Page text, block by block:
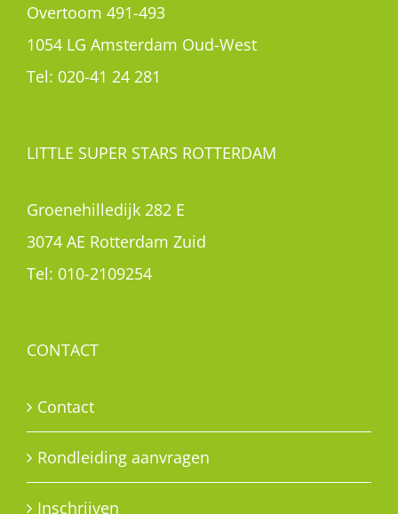
Overtoom 491-493
1054 LG Amsterdam Oud-West
Tel: 020-41 24 281
LITTLE SUPER STARS ROTTERDAM
Groenehilledijk 282 E
3074 AE Rotterdam Zuid
Tel: 010-2109254
CONTACT
Contact
Rondleiding aanvragen
Inschrijven